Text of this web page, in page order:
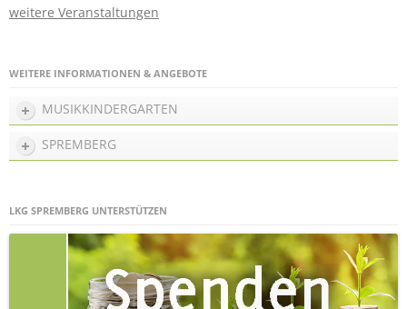
weitere Veranstaltungen
WEITERE INFORMATIONEN & ANGEBOTE
MUSIKKINDERGARTEN
SPREMBERG
LKG SPREMBERG UNTERSTÜTZEN